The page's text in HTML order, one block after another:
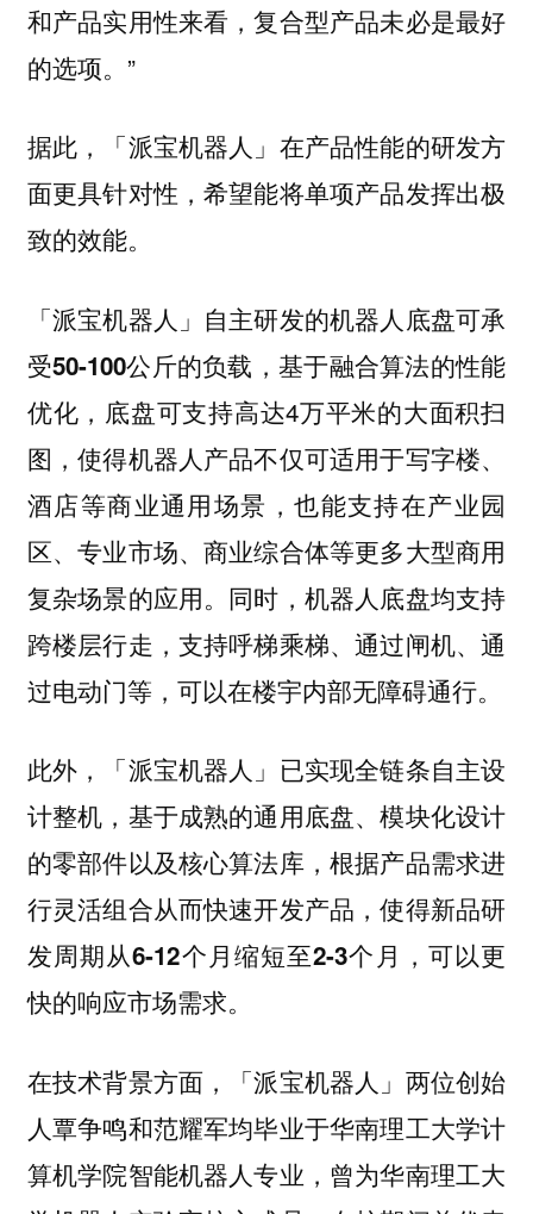
和产品实用性来看，复合型产品未必是最好
的选项。”
据此，「派宝机器人」在产品性能的研发方
面更具针对性，希望能将单项产品发挥出极
致的效能。
「派宝机器人」自主研发的机器人底盘可承
受50-100公斤的负载， 基于融合算法的性能
优化，底盘可支持高达4万平米的大面积扫
图，使得机器人产品不仅可适用于写字楼、
酒店等商业通用场景，也能支持在产业园
区、专业市场、商业综合体等更多大型商用
复杂场景的应用。同时，机器人底盘均支持
跨楼层行走，支持呼梯乘梯、通过闸机、通
过电动门等，可以在楼宇内部无障碍通行。
此外，「派宝机器人」已实现全链条自主设
计整机，基于成熟的通用底盘、模块化设计
的零部件以及核心算法库，根据产品需求进
行灵活组合从而快速开发产品，使得新品研
发周期从6-12个月缩短至2-3个月， 可以更
快的响应市场需求。
在技术背景方面，「派宝机器人」两位创始
人覃争鸣和范耀军均毕业于华南理工大学计
算机学院智能机器人专业，曾为华南理工大